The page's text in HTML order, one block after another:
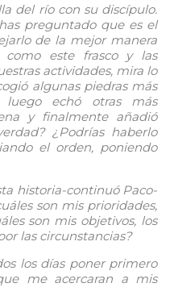
del río con su discípulo.
preguntado que es el
de la mejor manera
este frasco y las
actividades, mira lo
algunas piedras más
echó otras más
y finalmente añadió
¿Podrías haberlo
el orden, poniendo
historia-continuó Paco-
son mis prioridades,
son mis objetivos, los
las circunstancias?
los días poner primero
me acercaran a mis